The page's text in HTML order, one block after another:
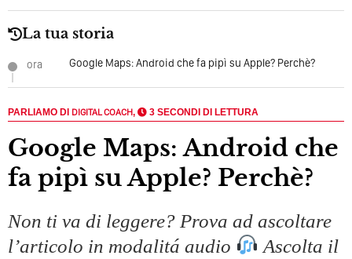
Come Promuoversi Nel Wedding? Il Mio Intervento Per
L’Accademia Del Wedding
La tua storia
ora Google Maps: Android che fa pipì su Apple? Perchè?
PARLIAMO DI DIGITAL COACH, 3 SECONDI DI LETTURA
Google Maps: Android che
fa pipì su Apple? Perchè?
Non ti va di leggere? Prova ad ascoltare
l’articolo in modalitá audio
Ascolta il